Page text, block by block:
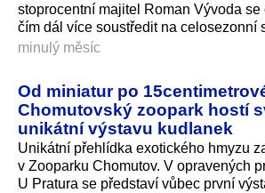
stoprocentní majitel Roman Vývoda se
čím dál více soustředit na celosezonní
minulý měsíc
Od miniatur po
Chomutovský zoopark hostí
unikátní výstavu kudlanek
Unikátní přehlídka exotického hmyzu
v Zooparku Chomutov. V opravených
U Pratura se představí vůbec první